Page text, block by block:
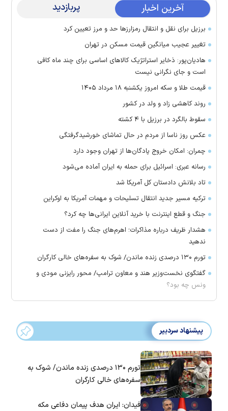
آخرین اخبار پربازدید
برزیل برای نقل‌ و انتقال رمزارز‌ها حد و مرز تعیین کرد
تغییر عجیب میانگین قیمت مسکن در تهران
هادیان‌پور: ذخایر استراتژیک کالا‌های اساسی برای چند ماه کافی
است و جای نگرانی نیست
قیمت طلا و سکه امروز یکشنبه ۱۸ مرداد ۱۴۰۵
روند کاهشی زاد و ولد در کشور
سقوط بالگرد در برزیل با ۴ کشته
عکس روز ناسا از مردم در حال تماشای خورشیدگرفتگی
چمران: امکان خروج پادگان‌ها از تهران وجود دارد
رسانه عبری: اسرائیل برای حمله به ایران آماده می‌شود
تاد بلانش دادستان کل آمریکا شد
ترکیه مسیر جدید انتقال تسلیحات و مهمات آمریکا به اوکراین
جنگ و قطع اینترنت با خرید آنلاین ایرانی‌ها چه کرد؟
هشدار ظریف درباره مذاکرات؛ اهرم‌های جنگ را مفت از دست
ندهید
تورم ۱۳۰ درصدی زنده ماندن/ شوک به سفره‌های خالی کارگران
گفتگوی نخست‌وزیر هند و معاون ترامپ/ محور رایزنی مودی و
ونس چه بود؟
پیشنهاد سردبیر
تورم ۱۳۰ درصدی زنده ماندن/ شوک به
سفره‌های خالی کارگران
فیدان: ایران هدف پیمان دفاعی مکه